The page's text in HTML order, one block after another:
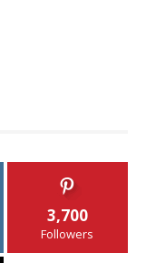
3,700
Followers